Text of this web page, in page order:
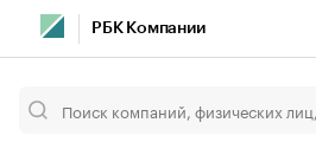
РБК Компании